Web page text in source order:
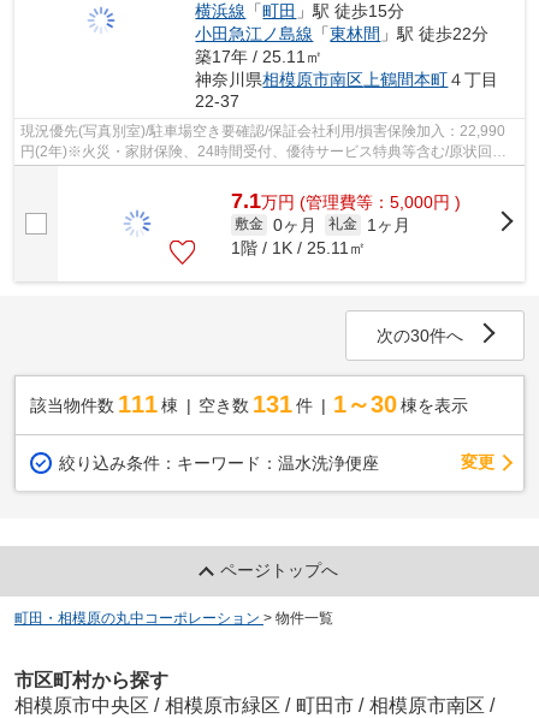
横浜線 「町田 」駅 徒歩15分
小田急江ノ島線 「東林間 」駅 徒歩22分
築17年 / 25.11㎡
神奈川県相模原市南区上鶴間本町４丁目
22-37
現況優先(写真別室)/駐車場空き要確認/保証会社利用/損害保険加入：22,990
円(2年)※火災・家財保険、24時間受付、優待サービス特典等含む/原状回復
7.1万円 (管理費等：5,000円 )
敷金 0ヶ月 礼金
1ヶ月
1階 / 1K / 25.11㎡
次の30件へ
該当物件数 111棟 空き数 131 件 1～30 棟を表示
絞り込み条件： キーワード：温水洗浄便座 変更
ページトップへ
町田・相模原の丸中コーポレーション > 物件一覧
市区町村から探す
相模原市中央区 / 相模原市緑区 / 町田市 / 相模原市南区 /